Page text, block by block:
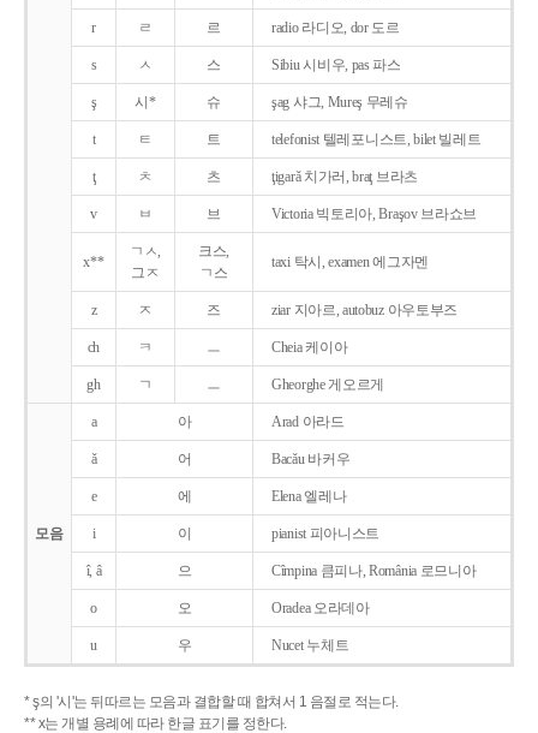
r ㄹ 르 radio 라디오, dor 도르
s ㅅ 스 Sibiu 시비우, pas 파스
ş 시* 슈 şag 샤그, Mureş 무레슈
t ㅌ 트 telefonist 텔레포니스트, bilet 빌레트
ţ ㅊ 츠 ţigarǎ 치가러, braţ 브라츠
v ㅂ 브 Victoria 빅토리아, Braşov 브라쇼브
x**
ㄱㅅ,
그ㅈ
크스,
ㄱ스
taxi 탁시, examen 에그자멘
z ㅈ 즈 ziar 지아르, autobuz 아우토부즈
ch ㅋ ㅡ Cheia 케이아
gh ㄱ ㅡ Gheorghe 게오르게
모음
a 아 Arad 아라드
ǎ 어 Bacǎu 바커우
e 에 Elena 엘레나
i 이 pianist 피아니스트
î, â 으 Cîmpina 큼피나, România 로므니아
o 오 Oradea 오라데아
u 우 Nucet 누체트
* ş의 '시'는 뒤따르는 모음과 결합할 때 합쳐서 1 음절로 적는다.
** x는 개별 용례에 따라 한글 표기를 정한다.